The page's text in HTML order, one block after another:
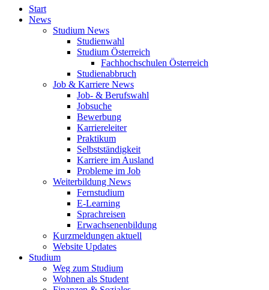
Start
News
Studium News
Studienwahl
Studium Österreich
Fachhochschulen Österreich
Studienabbruch
Job & Karriere News
Job- & Berufswahl
Jobsuche
Bewerbung
Karriereleiter
Praktikum
Selbstständigkeit
Karriere im Ausland
Probleme im Job
Weiterbildung News
Fernstudium
E-Learning
Sprachreisen
Erwachsenenbildung
Kurzmeldungen aktuell
Website Updates
Studium
Weg zum Studium
Wohnen als Student